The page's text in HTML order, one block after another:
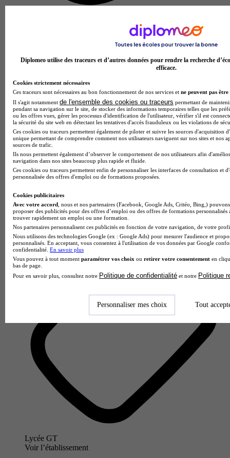
Lycée polyvalent privé Saint-Bénigne
2.1
7 avis
Dijon
Lycée GT
Voir l’établissement
Diplomeo utilise des traceurs et d’autres données pour rendre la recherche
efficace.
Cookies strictement nécessaires
Ces traceurs sont nécessaires au bon fonctionnement de nos services et ne peuvent pas être
Il s'agit notamment de l'ensemble des cookies ou traceurs permettant de
pendant sa navigation sur le site, de stocker des informations temporaires telles que les
ou les offres vues, gérer les processus d'identification de l'utilisateur, vérifier s'il est
la sécurité du site web en détectant les tentatives d'accès frauduleux ou les violations de
Ces cookies ou traceurs permettent également de piloter et suivre les sources d'acquisition
unique permettant de comprendre comment nos utilisateurs naviguent sur nos sites et nos
sources de trafic.
Ils nous permettent également d’observer le comportement de nos utilisateurs afin
navigation dans nos sites beaucoup plus rapide et fluide.
Ces cookies ou traceurs permettent enfin de personnaliser les interfaces de consultation et
personnalisée des offres d'emploi ou de formations proposées.
Cookies publicitaires
Avec votre accord , nous et nos partenaires (Facebook, Google Ads, Critéo, Bing,)
proposer des publicités pour des offres d’emploi ou des offres de formations
trouver rapidement un emploi ou une formation.
Nos partenaires personnalisent ces publicités en fonction de votre navigation, de votre
Nous utilisons des technologies Google (ex : Google Ads) pour mesurer l'audience et
personnalisés. En acceptant, vous consentez à l'utilisation de vos données par Google
confidentialité. En savoir plus
Vous pouvez à tout moment paramétrer vos choix ou retirer votre consentement en
bas de page.
Pour en savoir plus, consultez notre Politique de confidentialité et notre Politique
Personnaliser mes choix Tout